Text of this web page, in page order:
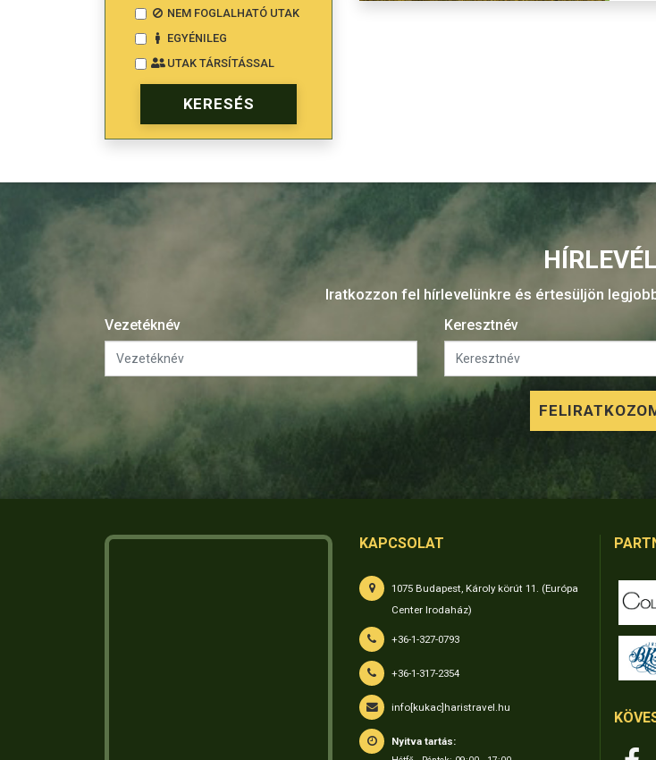
NEM FOGLALHATÓ UTAK
EGYÉNILEG
UTAK TÁRSÍTÁSSAL
HÍRLEVÉL
Iratkozzon fel hírlevelünkre és értesüljön
Vezetéknév Keresztnév
KAPCSOLAT
1075 Budapest, Károly körút 11. (Európa
Center Irodaház)
+36-1-327-0793
+36-1-317-2354
info[kukac]haristravel.hu
Nyitva tartás: